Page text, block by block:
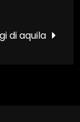
di aquila